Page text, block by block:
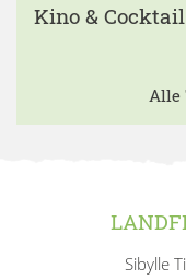
Kino &
Alle
Sibylle